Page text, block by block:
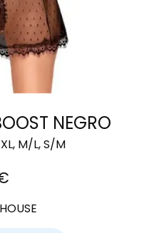
NEGRO
M/L, S/M